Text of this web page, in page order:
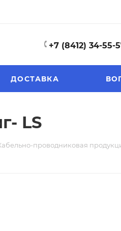
+7 (8412) 34-55-
ДОСТАВКА
LS
проводниковая